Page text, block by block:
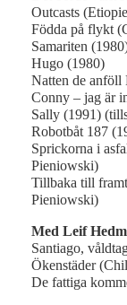
Outcasts
Födda på flykt
Samariten
Hugo (1980)
Natten de anföll
Conny – jag är
Sally (1991)
Robotbåt 187
Sprickorna i
Pieniowski)
Tillbaka till
Pieniowski)
Med Leif
Santiago,
Ökenstäder
De fattiga